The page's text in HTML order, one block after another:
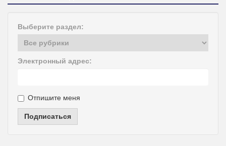
Выберите раздел:
Электронный адрес:
Отпишите меня
Подписаться